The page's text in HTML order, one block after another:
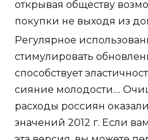
открывая обществу
покупки не выходя из
Регулярное
стимулировать
способствует
сияние молодости....
расходы россиян
значений 2012 г. Если